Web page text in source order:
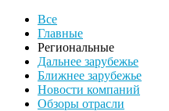
Все
Главные
Региональные
Дальнее зарубежье
Ближнее зарубежье
Новости компаний
Обзоры отрасли